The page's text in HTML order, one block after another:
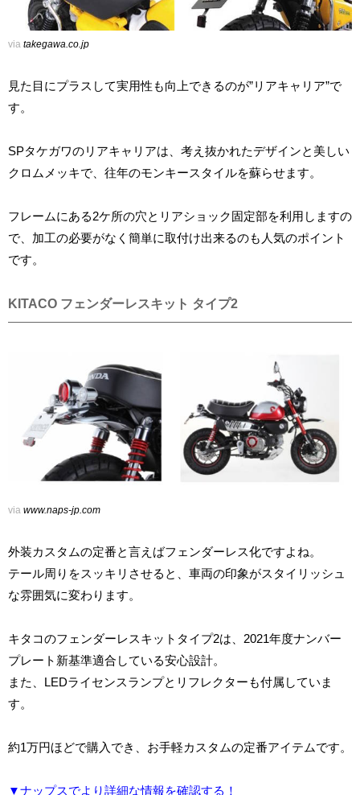
via takegawa.co.jp
見た目にプラスして実用性も向上できるのが”リアキャリア”で
す。
SPタケガワのリアキャリアは、考え抜かれたデザインと美しい
クロムメッキで、往年のモンキースタイルを蘇らせます。
フレームにある2ケ所の穴とリアショック固定部を利用しますの
で、加工の必要がなく簡単に取付け出来るのも人気のポイント
です。
KITACO フェンダーレスキット タイプ2
via www.naps-jp.com
外装カスタムの定番と言えばフェンダーレス化ですよね。
テール周りをスッキリさせると、車両の印象がスタイリッシュ
な雰囲気に変わります。
キタコのフェンダーレスキットタイプ2は、2021年度ナンバー
プレート新基準適合している安心設計。
また、LEDライセンスランプとリフレクターも付属していま
す。
約1万円ほどで購入でき、お手軽カスタムの定番アイテムです。
▼ナップスでより詳細な情報を確認する！